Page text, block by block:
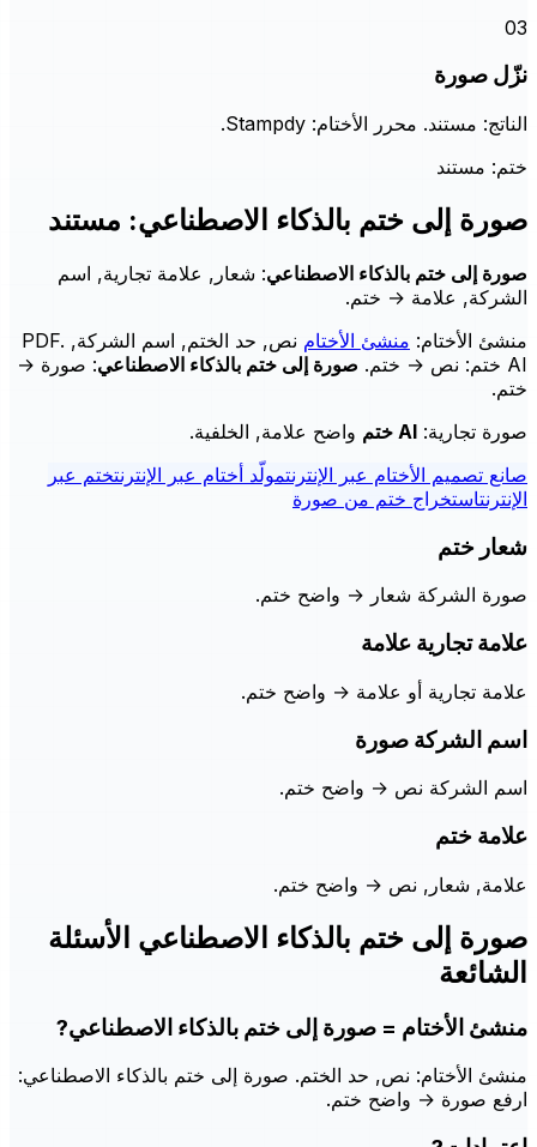
03
نزّل صورة
الناتج: مستند. محرر الأختام: Stampdy.
ختم: مستند
صورة إلى ختم بالذكاء الاصطناعي: مستند
صورة إلى ختم بالذكاء الاصطناعي: شعار, علامة تجارية, اسم
الشركة, علامة → ختم.
منشئ الأختام: منشئ الأختام نص, حد الختم, اسم الشركة, PDF.
AI ختم
: نص → ختم. صورة إلى ختم بالذكاء الاصطناعي: صورة →
ختم.
صورة تجارية: AI ختم
واضح علامة, الخلفية.
صانع تصميم الأختام عبر الإنترنتمولّد أختام عبر الإنترنتختم عبر
الإنترنتاستخراج ختم من صورة
شعار ختم
صورة الشركة شعار → واضح ختم.
علامة تجارية علامة
علامة تجارية أو علامة → واضح ختم.
اسم الشركة صورة
اسم الشركة نص → واضح ختم.
علامة ختم
علامة, شعار, نص → واضح ختم.
صورة إلى ختم بالذكاء الاصطناعي الأسئلة
الشائعة
منشئ الأختام = صورة إلى ختم بالذكاء الاصطناعي?
منشئ الأختام: نص, حد الختم. صورة إلى ختم بالذكاء الاصطناعي:
ارفع صورة → واضح ختم.